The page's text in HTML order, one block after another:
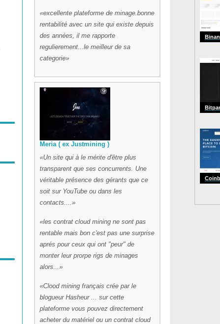
excellente plateforme de minage.bonne
rentabilité avec un site qui existe depuis
des années, il me rapporte
regulierement...le meilleur de sa
categorie
Meria ( ex Justmining )
Un site qui à le mérite d'être plus
transparent que ses concurrents. Une
véritable présence des gérants que ce
soit sur YouTube ou dans les
contacts....
les contrat cloud mining ne sont pas
rentable mais bon c'est pas une surprise
aprés pour ceux qui ont "peur" de
monter leur prorpe rigs de minages
alors...
Clood mining français crée par le
blogueur Hasheur ... sur cette
plateforme vous pouvez directement
acheter du matériel ou un contrat cloud